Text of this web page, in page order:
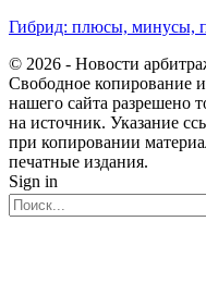
Гибрид: плюсы, минусы,
© 2026 - Новости
Свободное копирование
нашего сайта разрешено
на источник. Указание
при копировании
печатные издания.
Sign in